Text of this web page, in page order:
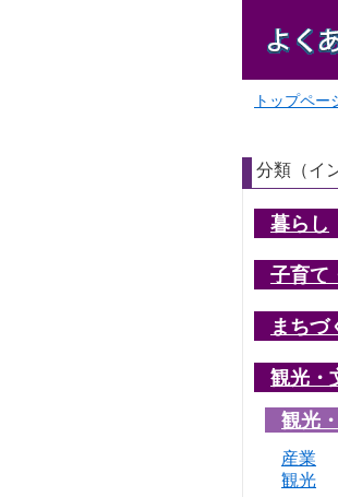
トップペー
分類（イ
暮らし
子育て
まちづ
観光・
観光
産業
観光